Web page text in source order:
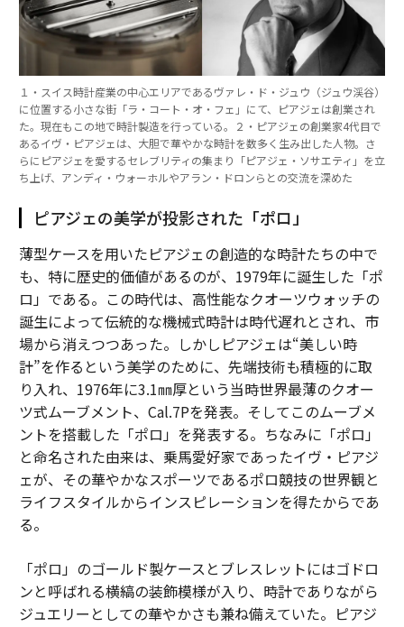
１・スイス時計産業の中心エリアであるヴァレ・ド・ジュウ（ジュウ渓谷）
に位置する小さな街「ラ・コート・オ・フェ」にて、ピアジェは創業され
た。現在もこの地で時計製造を行っている。２・ピアジェの創業家4代目で
あるイヴ・ピアジェは、大胆で華やかな時計を数多く生み出した人物。さ
らにピアジェを愛するセレブリティの集まり「ピアジェ・ソサエティ」を立
ち上げ、アンディ・ウォーホルやアラン・ドロンらとの交流を深めた
ピアジェの美学が投影された「ポロ」
薄型ケースを用いたピアジェの創造的な時計たちの中で
も、特に歴史的価値があるのが、1979年に誕生した「ポ
ロ」である。この時代は、高性能なクオーツウォッチの
誕生によって伝統的な機械式時計は時代遅れとされ、市
場から消えつつあった。しかしピアジェは“美しい時
計”を作るという美学のために、先端技術も積極的に取
り入れ、1976年に3.1㎜厚という当時世界最薄のクオー
ツ式ムーブメント、Cal.7Pを発表。そしてこのムーブメ
ントを搭載した「ポロ」を発表する。ちなみに「ポロ」
と命名された由来は、乗馬愛好家であったイヴ・ピアジ
ェが、その華やかなスポーツであるポロ競技の世界観と
ライフスタイルからインスピレーションを得たからであ
る。
「ポロ」のゴールド製ケースとブレスレットにはゴドロ
ンと呼ばれる横縞の装飾模様が入り、時計でありながら
ジュエリーとしての華やかさも兼ね備えていた。ピアジ